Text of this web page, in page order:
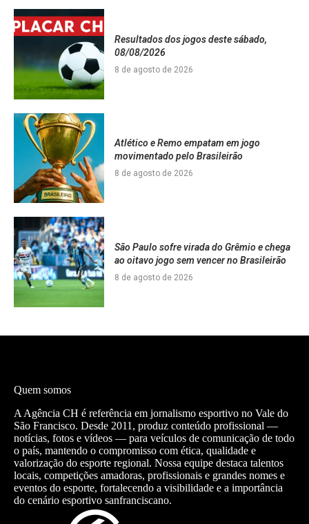
Resultados dos jogos deste sábado,
08/08/2026
8 de agosto de 2026
Atlético e Remo empatam em jogo
movimentado pelo Brasileirão
8 de agosto de 2026
São Paulo sofre virada do Grêmio e chega
ao oitavo jogo sem vencer no Brasileirão
8 de agosto de 2026
Quem somos
A Agência CH é referência em jornalismo esportivo no Vale do
São Francisco. Desde 2011, produz conteúdo profissional —
notícias, fotos e vídeos — para veículos de comunicação de todo
o país, mantendo o compromisso com ética, qualidade e
valorização do esporte regional. Nossa equipe destaca talentos
locais, competições amadoras, profissionais e grandes nomes e
eventos do esporte, fortalecendo a visibilidade e a importância
do cenário esportivo sanfranciscano.